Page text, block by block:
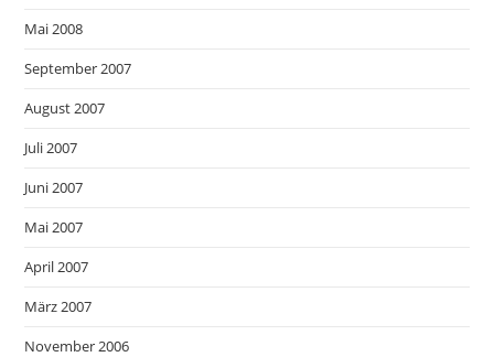
Mai 2008
September 2007
August 2007
Juli 2007
Juni 2007
Mai 2007
April 2007
März 2007
November 2006